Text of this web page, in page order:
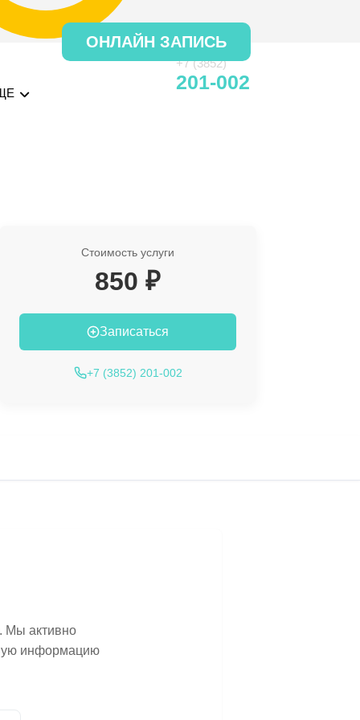
+7 (3852)
201-002
ОНЛАЙН ЗАПИСЬ
Стоимость услуги
850 ₽
Записаться
+7 (3852) 201-002
Мы активно
информацию